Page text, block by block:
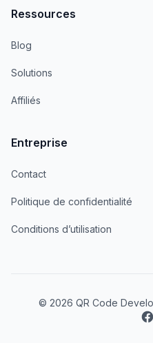
Ressources
Blog
Solutions
Affiliés
Entreprise
Contact
Politique de confidentialité
Conditions d’utilisation
© 2026 QR Code